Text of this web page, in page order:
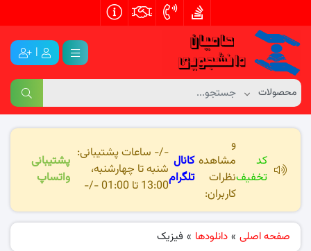
|
کد
تخفیف
و
مشاهده
نظرات
کاربران:
کانال
تلگرام
-/- ساعات پشتیبانی:
شنبه تا چهارشنبه،
13:00 تا 01:00 -/-
پشتیبانی
واتساپ
صفحه اصلی » دانلودها » فیزیک